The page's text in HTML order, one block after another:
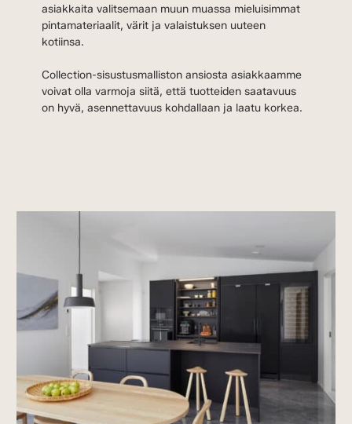
asiakkaita valitsemaan muun muassa mieluisimmat
pintamateriaalit, värit ja valaistuksen uuteen
kotiinsa.
Collection-sisustusmalliston ansiosta asiakkaamme
voivat olla varmoja siitä, että tuotteiden saatavuus
on hyvä, asennettavuus kohdallaan ja laatu korkea.